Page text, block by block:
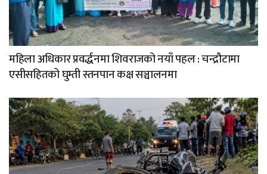
महिला अधिकार प्रवर्द्धनमा शिवराजको नयाँ पहल : चन्द्रौटामा
एसीसहितको घुम्ती स्तनपान कक्ष सञ्चालनमा